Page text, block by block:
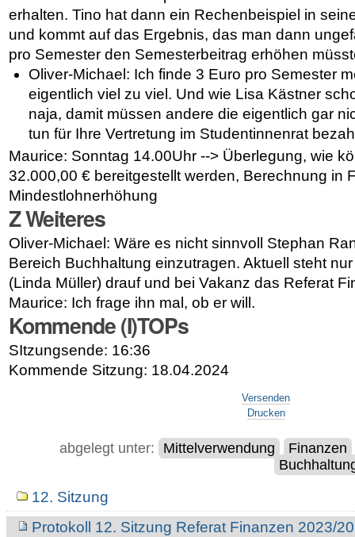
erhalten. Tino hat dann ein Rechenbeispiel in
und kommt auf das Ergebnis, das man dann
pro Semester den Semesterbeitrag erhöhen
Oliver-Michael: Ich finde 3 Euro pro Semester
eigentlich viel zu viel. Und wie Lisa Kästner
naja, damit müssen andere die eigentlich gar
tun für Ihre Vertretung im Studentinnenrat
Maurice: Sonntag 14.00Uhr --> Überlegung, wie
32.000,00 € bereitgestellt werden, Berechnung in
Mindestlohnerhöhung
Z Weiteres
Oliver-Michael: Wäre es nicht sinnvoll Stephan
Bereich Buchhaltung einzutragen. Aktuell steht
(Linda Müller) drauf und bei Vakanz das Referat
Maurice: Ich frage ihn mal, ob er will.
Kommende (I)TOPs
SItzungsende: 16:36
Kommende Sitzung: 18.04.2024
Versenden
Drucken
abgelegt unter: Mittelverwendung
Finanzen
Navigation12. Sitzung
Protokoll 12. Sitzung Referat Finanzen 2023/